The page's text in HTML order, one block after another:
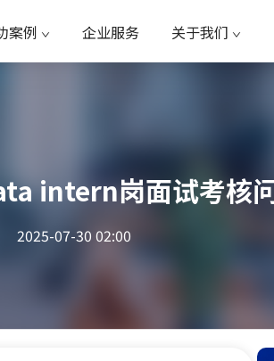
案例 企业服务 关于我们
intern岗面试考核
2025-07-30 02:00